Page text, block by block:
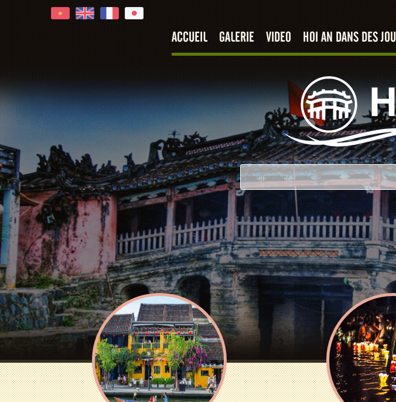
ACCUEIL GALERIE VIDEO HOI AN DANS DES